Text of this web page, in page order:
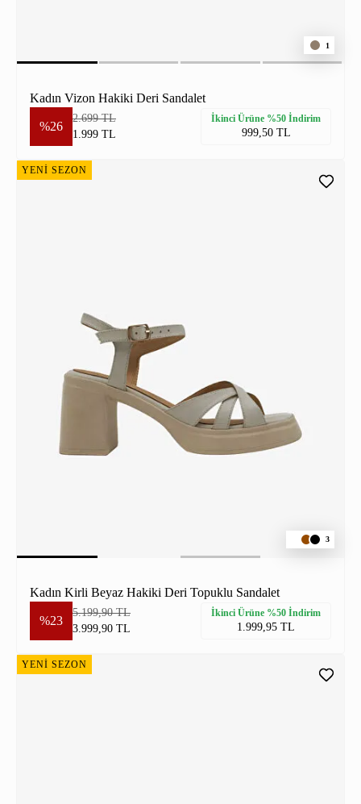
1
Kadın Vizon Hakiki Deri Sandalet
%26
2.699 TL
1.999 TL
İkinci Ürüne %50 İndirim
999,50 TL
YENİ SEZON
3
Kadın Kirli Beyaz Hakiki Deri Topuklu Sandalet
%23
5.199,90 TL
3.999,90 TL
İkinci Ürüne %50 İndirim
1.999,95 TL
YENİ SEZON